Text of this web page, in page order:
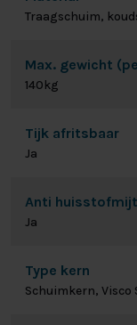
Traagschuim,
Max. gewicht
140kg
Tijk afritsbaar
Ja
Anti huisstofmijt
Ja
Type kern
Schuimkern, Visco